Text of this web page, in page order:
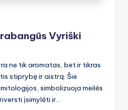
Vyriški
ne tik aromatas, bet ir tikras
stiprybę ir aistrą. Šie
simbolizuoja meilės
įsimylėti ir…